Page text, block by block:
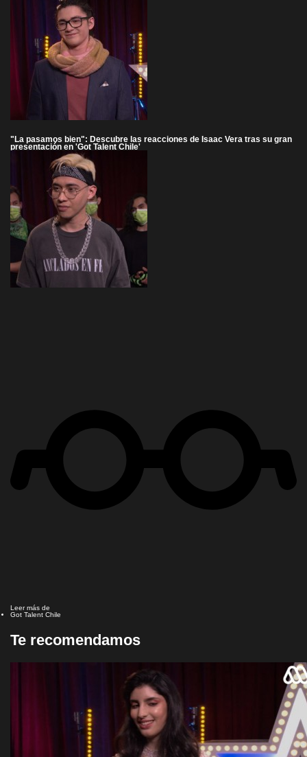
"La pasamos bien": Descubre las reacciones de Isaac Vera tras su gran
presentación en 'Got Talent Chile'
Leer más de
Got Talent Chile
Te recomendamos